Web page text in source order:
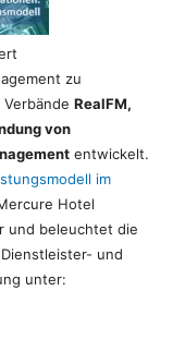
zu
RealFM,
von
entwickelt.
im
Hotel
und beleuchtet die
und
unter: